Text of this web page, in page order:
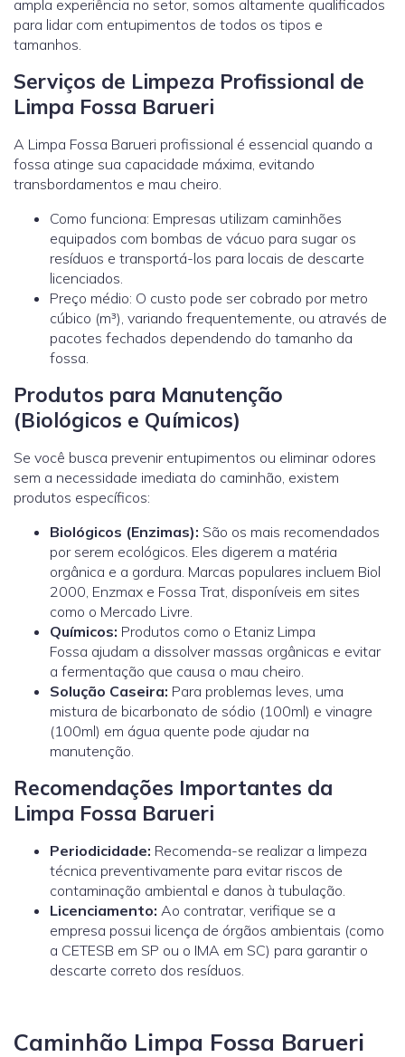
ampla experiência no setor, somos altamente qualificados
para lidar com entupimentos de todos os tipos e
tamanhos.
Serviços de Limpeza Profissional de
Limpa Fossa Barueri
A Limpa Fossa Barueri profissional é essencial quando a
fossa atinge sua capacidade máxima, evitando
transbordamentos e mau cheiro.
Como funciona: Empresas utilizam caminhões
equipados com bombas de vácuo para sugar os
resíduos e transportá-los para locais de descarte
licenciados.
Preço médio: O custo pode ser cobrado por metro
cúbico (m³), variando frequentemente, ou através de
pacotes fechados dependendo do tamanho da
fossa.
Produtos para Manutenção
(Biológicos e Químicos)
Se você busca prevenir entupimentos ou eliminar odores
sem a necessidade imediata do caminhão, existem
produtos específicos:
Biológicos (Enzimas): São os mais recomendados
por serem ecológicos. Eles digerem a matéria
orgânica e a gordura. Marcas populares incluem Biol
2000, Enzmax e Fossa Trat, disponíveis em sites
como o Mercado Livre.
Químicos: Produtos como o Etaniz Limpa
Fossa ajudam a dissolver massas orgânicas e evitar
a fermentação que causa o mau cheiro.
Solução Caseira: Para problemas leves, uma
mistura de bicarbonato de sódio (100ml) e vinagre
(100ml) em água quente pode ajudar na
manutenção.
Recomendações Importantes da
Limpa Fossa Barueri
Periodicidade: Recomenda-se realizar a limpeza
técnica preventivamente para evitar riscos de
contaminação ambiental e danos à tubulação.
Licenciamento: Ao contratar, verifique se a
empresa possui licença de órgãos ambientais (como
a CETESB em SP ou o IMA em SC) para garantir o
descarte correto dos resíduos.
Caminhão Limpa Fossa Barueri